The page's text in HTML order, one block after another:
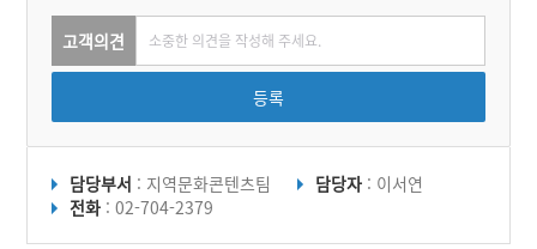
고객의견
등록
담당부서 : 지역문화콘텐츠팀 담당자 : 이서연
전화 : 02-704-2379